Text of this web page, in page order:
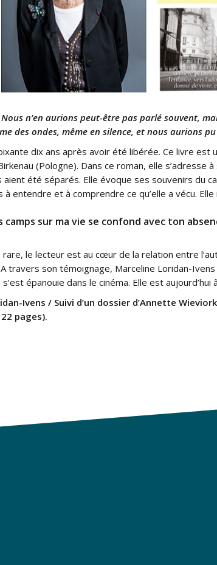
n’en aurions peut-être pas parlé souvent,
des ondes, même en silence, et nous aurions
dix ans après avoir été libérée. Ce livre est
(Pologne). Dans ce roman, elle
aient été séparés. Elle évoque ses souvenirs du
entendre et à comprendre ce qu’elle a vécu.
camps sur ma vie se confond avec ton
rare, le lecteur est au cœur de la relation entre
travers son témoignage, Marceline Loridan-
épanouie dans le cinéma. Elle est aujourd’hui
Ivens / Suivi d’un dossier d’Annette
pages).